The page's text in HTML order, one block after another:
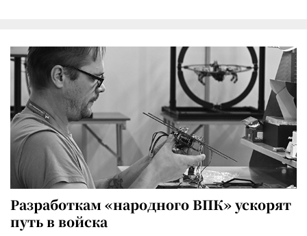
Разработкам «народного ВПК» ускорят
путь в войска